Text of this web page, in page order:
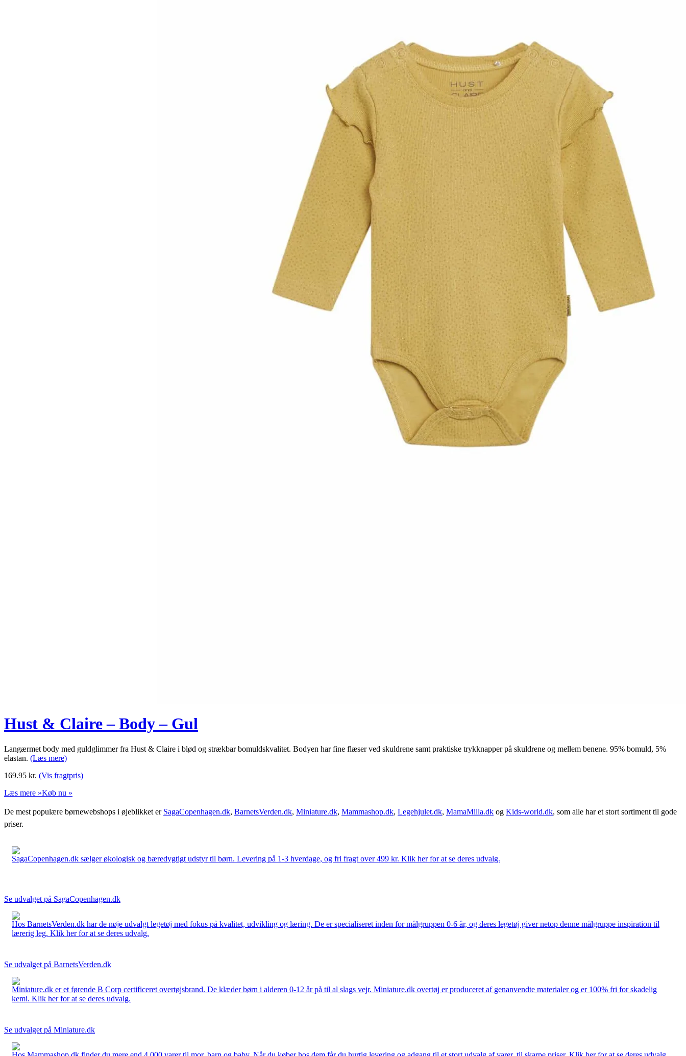
Hust & Claire – Body – Gul
Langærmet body med guldglimmer fra Hust & Claire i blød og strækbar bomuldskvalitet. Bodyen har fine flæser ved skuldrene samt praktiske trykknapper på skuldrene og mellem benene. 95% bomuld, 5%
elastan. (Læs mere)
169.95 kr. (Vis fragtpris)
Læs mere »Køb nu »
De mest populære børnewebshops i øjeblikket er SagaCopenhagen.dk, BarnetsVerden.dk, Miniature.dk, Mammashop.dk, Legehjulet.dk, MamaMilla.dk og Kids-world.dk, som alle har et stort sortiment til gode
priser.
SagaCopenhagen.dk sælger økologisk og bæredygtigt udstyr til børn. Levering på 1-3 hverdage, og fri fragt over 499 kr. Klik her for at se deres udvalg.
Se udvalget på SagaCopenhagen.dk
Hos BarnetsVerden.dk har de nøje udvalgt legetøj med fokus på kvalitet, udvikling og læring. De er specialiseret inden for målgruppen 0-6 år, og deres legetøj giver netop denne målgruppe inspiration til
lærerig leg. Klik her for at se deres udvalg.
Se udvalget på BarnetsVerden.dk
Miniature.dk er et førende B Corp certificeret overtøjsbrand. De klæder børn i alderen 0-12 år på til al slags vejr. Miniature.dk overtøj er produceret af genanvendte materialer og er 100% fri for skadelig
kemi. Klik her for at se deres udvalg.
Se udvalget på Miniature.dk